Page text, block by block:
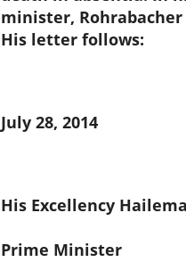
minister,
His letter follows:
July 28, 2014
His Excellency
Prime Minister